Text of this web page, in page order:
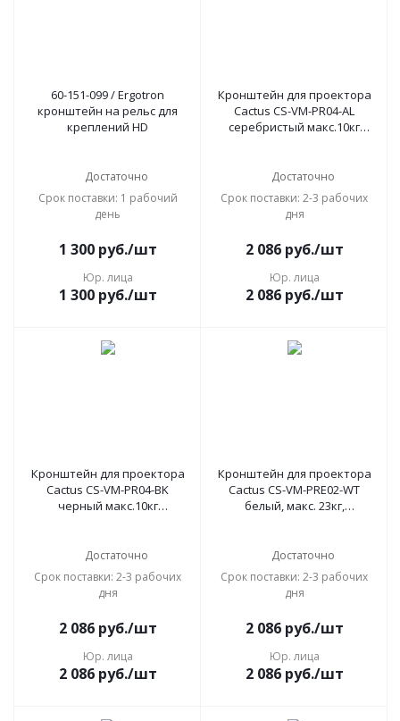
60-151-099 / Ergotron
кронштейн на рельс для
креплений HD
Достаточно
Срок поставки: 1 рабочий
день
1 300руб./шт
Юр. лица
1 300руб./шт
Кронштейн для проектора
Cactus CS-VM-PR04-AL
серебристый макс.10кг
Достаточно
Срок поставки: 2-3 рабочих
дня
2 086руб./шт
Юр. лица
2 086руб./шт
Кронштейн для проектора
Cactus CS-VM-PR04-BK
черный макс.10кг
Достаточно
Срок поставки: 2-3 рабочих
дня
2 086руб./шт
Юр. лица
2 086руб./шт
Кронштейн для проектора
Cactus CS-VM-PRE02-WT
белый, макс. 23кг,
Достаточно
Срок поставки: 2-3 рабочих
дня
2 086руб./шт
Юр. лица
2 086руб./шт